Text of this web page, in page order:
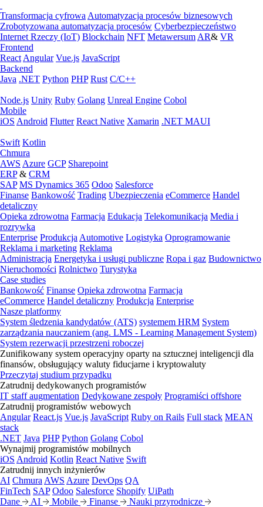
Transformacja cyfrowa Automatyzacja procesów biznesowych
Zrobotyzowana automatyzacja procesów Cyberbezpieczeństwo
Internet Rzeczy (IoT) Blockchain NFT Metawersum AR& VR
Frontend
React Angular Vue.js JavaScript
Backend
Java .NET Python PHP Rust C/C++
Node.js Unity Ruby Golang Unreal Engine Cobol
Mobile
iOS Android Flutter React Native Xamarin .NET MAUI
Swift Kotlin
Chmura
AWS Azure GCP Sharepoint
ERP& CRM
SAP MS Dynamics 365 Odoo Salesforce
Finanse Bankowość Trading Ubezpieczenia eCommerce Handel
detaliczny
Opieka zdrowotna Farmacja Edukacja Telekomunikacja Media i
rozrywka
Enterprise Produkcja Automotive Logistyka Oprogramowanie
Reklama i marketing Reklama
Administracja Energetyka i usługi publiczne Ropa i gaz Budownictwo
Nieruchomości Rolnictwo Turystyka
Case studies
Bankowość Finanse Opieka zdrowotna Farmacja
eCommerce Handel detaliczny Produkcja Enterprise
Nasze platformy
System śledzenia kandydatów (ATS) systemem HRM System
zarządzania nauczaniem (ang. LMS - Learning Management System)
System rezerwacji przestrzeni roboczej
Zunifikowany system operacyjny oparty na sztucznej inteligencji dla
finansów, obsługujący waluty fiducjarne i kryptowaluty
Przeczytaj studium przypadku
Zatrudnij dedykowanych programistów
IT staff augmentation Dedykowane zespoły Programiści offshore
Zatrudnij programistów webowych
Angular React.js Vue.js JavaScript Ruby on Rails Full stack MEAN
stack
.NET Java PHP Python Golang Cobol
Wynajmij programistów mobilnych
iOS Android Kotlin React Native Swift
Zatrudnij innych inżynierów
AI Chmura AWS Azure DevOps QA
FinTech SAP Odoo Salesforce Shopify UiPath
Dane
AI Mobile Finanse Nauki przyrodnicze